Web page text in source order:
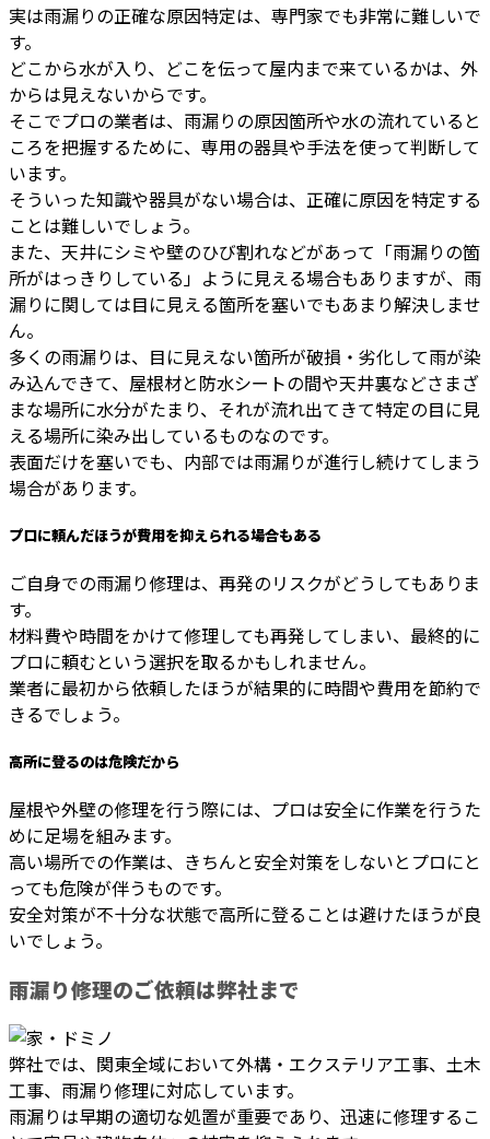
実は雨漏りの正確な原因特定は、専門家でも非常に難しいで
す。
どこから水が入り、どこを伝って屋内まで来ているかは、外
からは見えないからです。
そこでプロの業者は、雨漏りの原因箇所や水の流れていると
ころを把握するために、専用の器具や手法を使って判断して
います。
そういった知識や器具がない場合は、正確に原因を特定する
ことは難しいでしょう。
また、天井にシミや壁のひび割れなどがあって「雨漏りの箇
所がはっきりしている」ように見える場合もありますが、雨
漏りに関しては目に見える箇所を塞いでもあまり解決しませ
ん。
多くの雨漏りは、目に見えない箇所が破損・劣化して雨が染
み込んできて、屋根材と防水シートの間や天井裏などさまざ
まな場所に水分がたまり、それが流れ出てきて特定の目に見
える場所に染み出しているものなのです。
表面だけを塞いでも、内部では雨漏りが進行し続けてしまう
場合があります。
プロに頼んだほうが費用を抑えられる場合もある
ご自身での雨漏り修理は、再発のリスクがどうしてもありま
す。
材料費や時間をかけて修理しても再発してしまい、最終的に
プロに頼むという選択を取るかもしれません。
業者に最初から依頼したほうが結果的に時間や費用を節約で
きるでしょう。
高所に登るのは危険だから
屋根や外壁の修理を行う際には、プロは安全に作業を行うた
めに足場を組みます。
高い場所での作業は、きちんと安全対策をしないとプロにと
っても危険が伴うものです。
安全対策が不十分な状態で高所に登ることは避けたほうが良
いでしょう。
雨漏り修理のご依頼は弊社まで
弊社では、関東全域において外構・エクステリア工事、土木
工事、雨漏り修理に対応しています。
雨漏りは早期の適切な処置が重要であり、迅速に修理するこ